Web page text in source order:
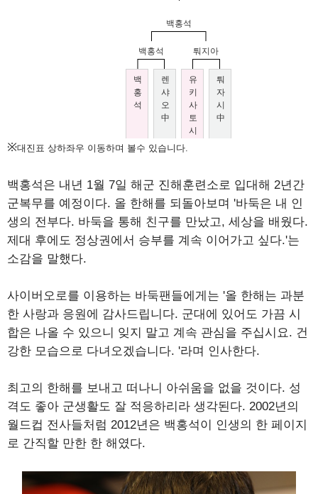
※대진표 상하좌우 이동하며 볼수 있습니다.
백홍석은 내년 1월 7일 해군 진해훈련소로 입대해 2년간
군복무를 예정이다. 올 한해를 되돌아보며 '바둑은 내 인
생의 전부다. 바둑을 통해 친구를 만났고, 세상을 배웠다.
제대 후에도 정상권에서 승부를 계속 이어가고 싶다.'는
소감을 말했다.
사이버오로를 이용하는 바둑팬들에게는 '올 한해는 과분
한 사랑과 응원에 감사드립니다. 군대에 있어도 가끔 시
합은 나올 수 있으니 잊지 말고 계속 관심을 주십시요. 건
강한 모습으로 다녀오겠습니다. '라며 인사한다.
최고의 한해를 보내고 떠나니 아쉬움을 없을 것이다. 성
격도 좋아 군생활도 잘 적응하리라 생각된다. 2002년의
월드컵 전사들처럼 2012년은 백홍석이 인생의 한 페이지
로 간직할 만한 한 해였다.